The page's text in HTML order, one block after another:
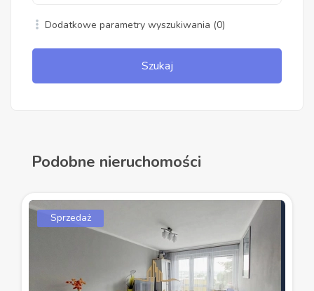
Dodatkowe parametry wyszukiwania (0)
Szukaj
Podobne nieruchomości
Sprzedaż